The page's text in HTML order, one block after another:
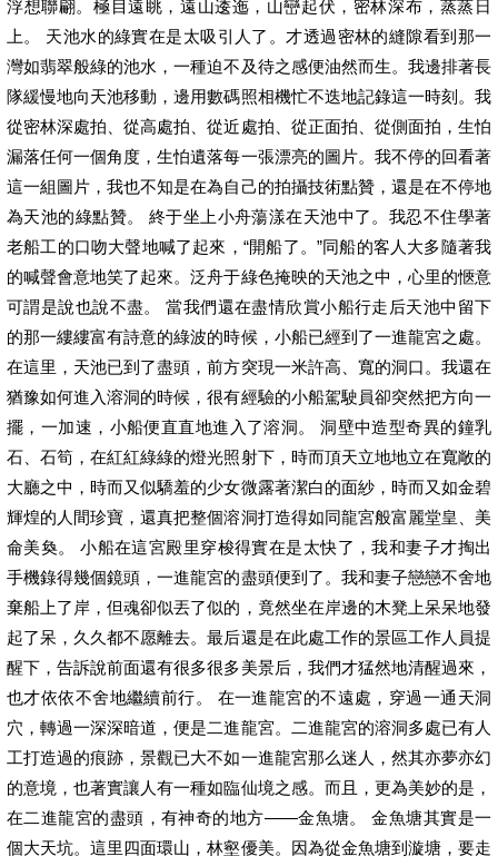
浮想聯翩。極目遠眺，遠山逶迤，山巒起伏，密林深布，蒸蒸日
上。 天池水的綠實在是太吸引人了。才透過密林的縫隙看到那一
灣如翡翠般綠的池水，一種迫不及待之感便油然而生。我邊排著長
隊緩慢地向天池移動，邊用數碼照相機忙不迭地記錄這一時刻。我
從密林深處拍、從高處拍、從近處拍、從正面拍、從側面拍，生怕
漏落任何一個角度，生怕遺落每一張漂亮的圖片。我不停的回看著
這一組圖片，我也不知是在為自己的拍攝技術點贊，還是在不停地
為天池的綠點贊。 終于坐上小舟蕩漾在天池中了。我忍不住學著
老船工的口吻大聲地喊了起來，“開船了。”同船的客人大多隨著我
的喊聲會意地笑了起來。泛舟于綠色掩映的天池之中，心里的愜意
可謂是說也說不盡。 當我們還在盡情欣賞小船行走后天池中留下
的那一縷縷富有詩意的綠波的時候，小船已經到了一進龍宮之處。
在這里，天池已到了盡頭，前方突現一米許高、寬的洞口。我還在
猶豫如何進入溶洞的時候，很有經驗的小船駕駛員卻突然把方向一
擺，一加速，小船便直直地進入了溶洞。 洞壁中造型奇異的鐘乳
石、石筍，在紅紅綠綠的燈光照射下，時而頂天立地地立在寬敞的
大廳之中，時而又似驕羞的少女微露著潔白的面紗，時而又如金碧
輝煌的人間珍寶，還真把整個溶洞打造得如同龍宮般富麗堂皇、美
侖美奐。 小船在這宮殿里穿梭得實在是太快了，我和妻子才掏出
手機錄得幾個鏡頭，一進龍宮的盡頭便到了。我和妻子戀戀不舍地
棄船上了岸，但魂卻似丟了似的，竟然坐在岸邊的木凳上呆呆地發
起了呆，久久都不愿離去。最后還是在此處工作的景區工作人員提
醒下，告訴說前面還有很多很多美景后，我們才猛然地清醒過來，
也才依依不舍地繼續前行。 在一進龍宮的不遠處，穿過一通天洞
穴，轉過一深深暗道，便是二進龍宮。二進龍宮的溶洞多處已有人
工打造過的痕跡，景觀已大不如一進龍宮那么迷人，然其亦夢亦幻
的意境，也著實讓人有一種如臨仙境之感。而且，更為美妙的是，
在二進龍宮的盡頭，有神奇的地方——金魚塘。 金魚塘其實是一
個大天坑。這里四面環山，林壑優美。因為從金魚塘到漩塘，要走